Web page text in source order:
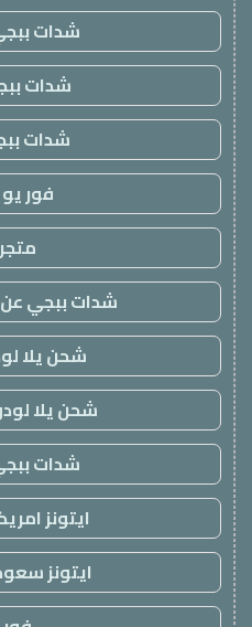
شدات
شدات
شدات
فور
متجر 4u
شدات ببجي
شحن يلا
شحن يلا
شدات
ايتونز
ايتونز